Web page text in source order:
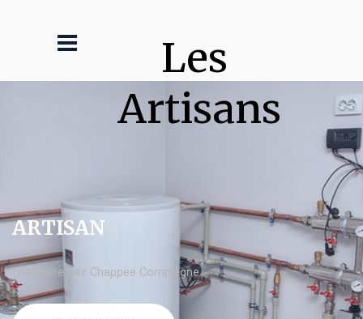
Les
Artisans
ARTISAN
chaudière gaz Chappee Compiègne